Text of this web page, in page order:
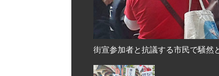
街宣参加者と抗議する市民で騒然